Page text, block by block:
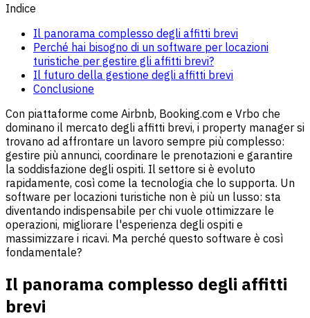
Indice
Il panorama complesso degli affitti brevi
Perché hai bisogno di un software per locazioni
turistiche per gestire gli affitti brevi?
Il futuro della gestione degli affitti brevi
Conclusione
Con piattaforme come Airbnb, Booking.com e Vrbo che
dominano il mercato degli affitti brevi, i property manager si
trovano ad affrontare un lavoro sempre più complesso:
gestire più annunci, coordinare le prenotazioni e garantire
la soddisfazione degli ospiti. Il settore si è evoluto
rapidamente, così come la tecnologia che lo supporta. Un
software per locazioni turistiche non è più un lusso: sta
diventando indispensabile per chi vuole ottimizzare le
operazioni, migliorare l'esperienza degli ospiti e
massimizzare i ricavi. Ma perché questo software è così
fondamentale?
Il panorama complesso degli affitti
brevi